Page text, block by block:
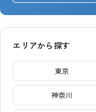
エリアから探す
東京
神奈川